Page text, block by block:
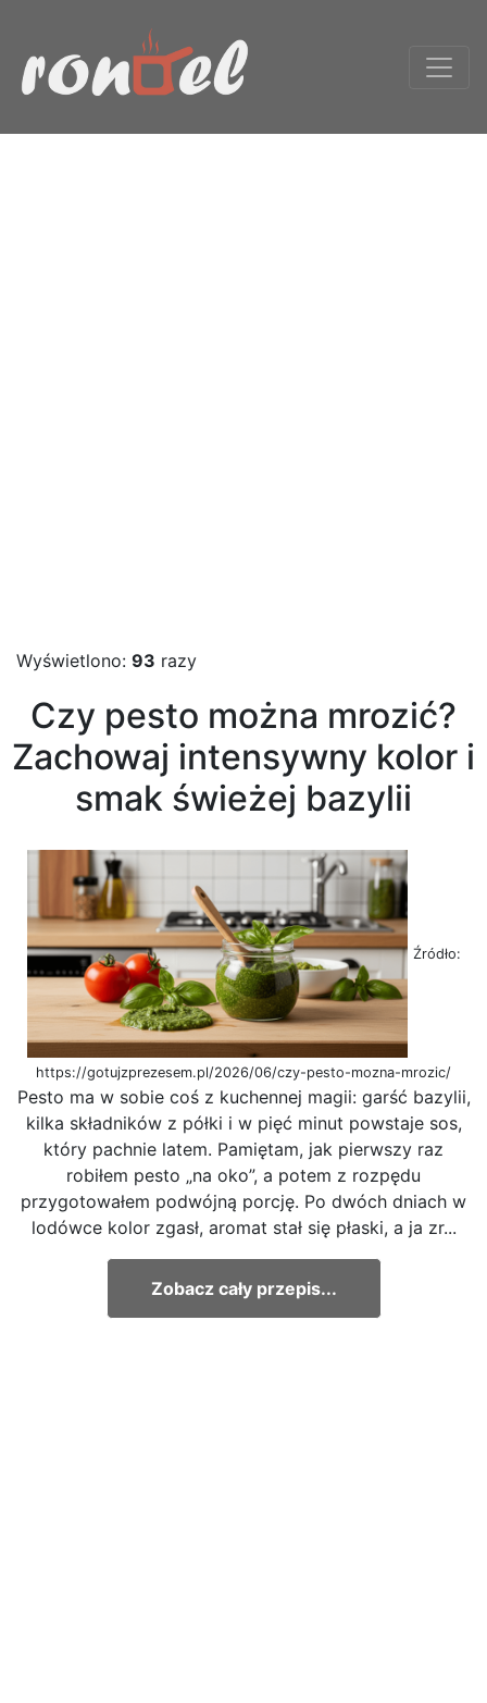
Wyświetlono: 93 razy
Czy pesto można mrozić?
Zachowaj intensywny kolor i
smak świeżej bazylii
Źródło:
https://gotujzprezesem.pl/2026/06/czy-pesto-mozna-mrozic/
Pesto ma w sobie coś z kuchennej magii: garść bazylii,
kilka składników z półki i w pięć minut powstaje sos,
który pachnie latem. Pamiętam, jak pierwszy raz
robiłem pesto „na oko”, a potem z rozpędu
przygotowałem podwójną porcję. Po dwóch dniach w
lodówce kolor zgasł, aromat stał się płaski, a ja zr...
Zobacz cały przepis...